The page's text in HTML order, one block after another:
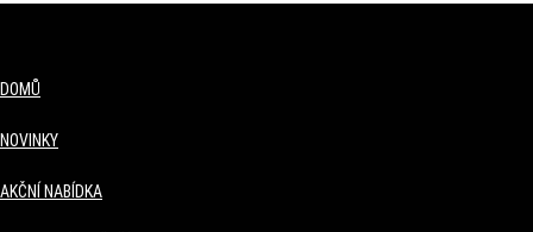
DOMŮ
NOVINKY
AKČNÍ NABÍDKA